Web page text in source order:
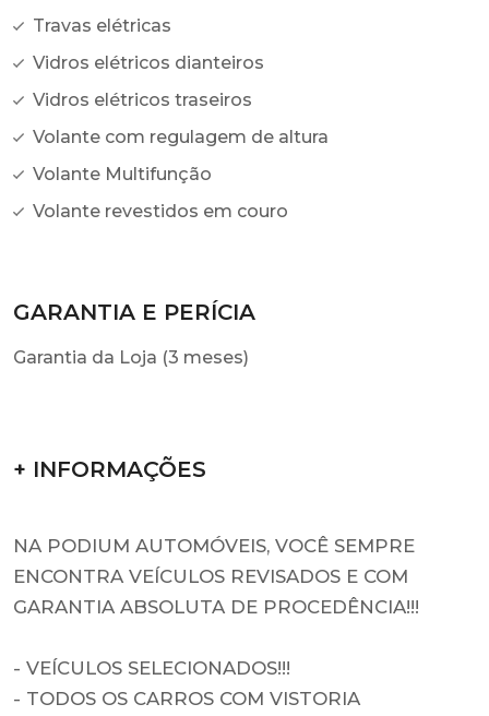
Travas elétricas
Vidros elétricos dianteiros
Vidros elétricos traseiros
Volante com regulagem de altura
Volante Multifunção
Volante revestidos em couro
GARANTIA E PERÍCIA
Garantia da Loja (3 meses)
+ INFORMAÇÕES
NA PODIUM AUTOMÓVEIS, VOCÊ SEMPRE
ENCONTRA VEÍCULOS REVISADOS E COM
GARANTIA ABSOLUTA DE PROCEDÊNCIA!!!
- VEÍCULOS SELECIONADOS!!!
- TODOS OS CARROS COM VISTORIA